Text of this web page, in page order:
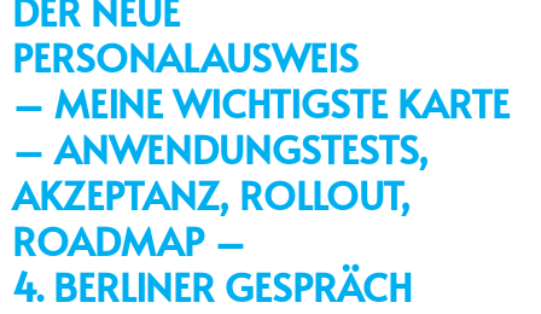
PERSONALAUSWEIS
– MEINE WICHTIGSTE KARTE
– ANWENDUNGSTESTS,
AKZEPTANZ, ROLLOUT,
ROADMAP –
4. BERLINER GESPRÄCH